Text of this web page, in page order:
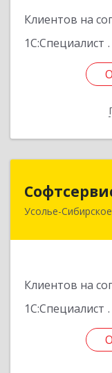
Клиентов на
1С:Специалист
Усолье-Сибирское
Клиентов на
1С:Специалист
665451,